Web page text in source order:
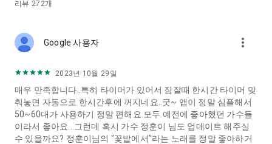
리뷰 272개
Google 사용자 more_vert
2023년 10월 29일
매우 만족합니다..특히 타이머가 있어서 잠잘때 한시간 타이머 맞
춰놓면 자동으로 한시간후에 꺼지네요..굿~ 앱이 정말 심플해서
50~60대가 사용하기 정말 편해요.모두.예전에 좋아했던 가수들
이라서 좋아요...그런데 혹시 가수 정훈이 님도 업데이트 해주실
수 있을까요? 정훈이님의 "꽃밭에서"라는 노래를 정말 좋아하거